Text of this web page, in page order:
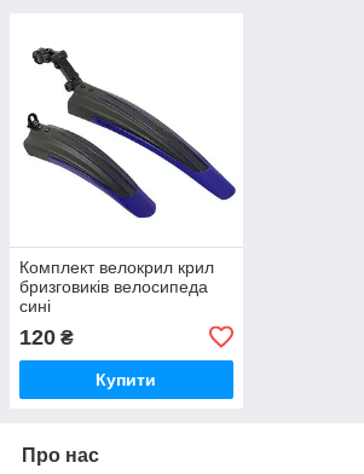
Комплект велокрил крил
бризговиків велосипеда
сині
120 ₴
Купити
Про нас